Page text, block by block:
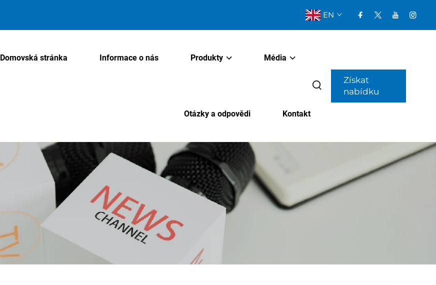
EN
Domovská stránka Informace o nás Produkty Média
Otázky a odpovědi Kontakt
Získat
nabídku